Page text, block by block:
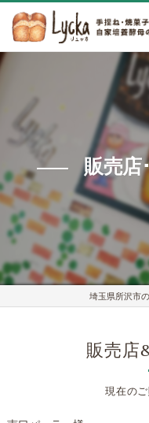
販売店
埼玉県所沢市
販売店
現在の